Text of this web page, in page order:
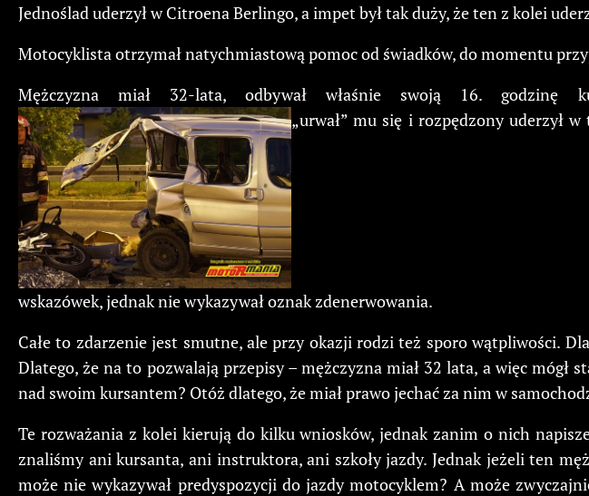
Jednoślad uderzył w Citroena Berlingo, a impet był tak duży, że ten z kolei
Motocyklista otrzymał natychmiastową pomoc od świadków, do momentu
Mężczyzna miał 32-lata, odbywał właśnie swoją 16. godzinę
„urwał” mu się i rozpędzony uderzył
wskazówek, jednak nie wykazywał oznak zdenerwowania.
Całe to zdarzenie jest smutne, ale przy okazji rodzi też sporo wątpliwości.
Dlatego, że na to pozwalają przepisy – mężczyzna miał 32 lata, a więc
nad swoim kursantem? Otóż dlatego, że miał prawo jechać za nim w
Te rozważania z kolei kierują do kilku wniosków, jednak zanim o nich
znaliśmy ani kursanta, ani instruktora, ani szkoły jazdy. Jednak jeżeli ten
może nie wykazywał predyspozycji do jazdy motocyklem? A może